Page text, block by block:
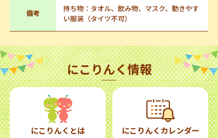
備考
持ち物：タオル、飲み物、マスク、動きやす
い服装（タイツ不可）
にこりんく情報
にこりんくとは にこりんくカレンダー